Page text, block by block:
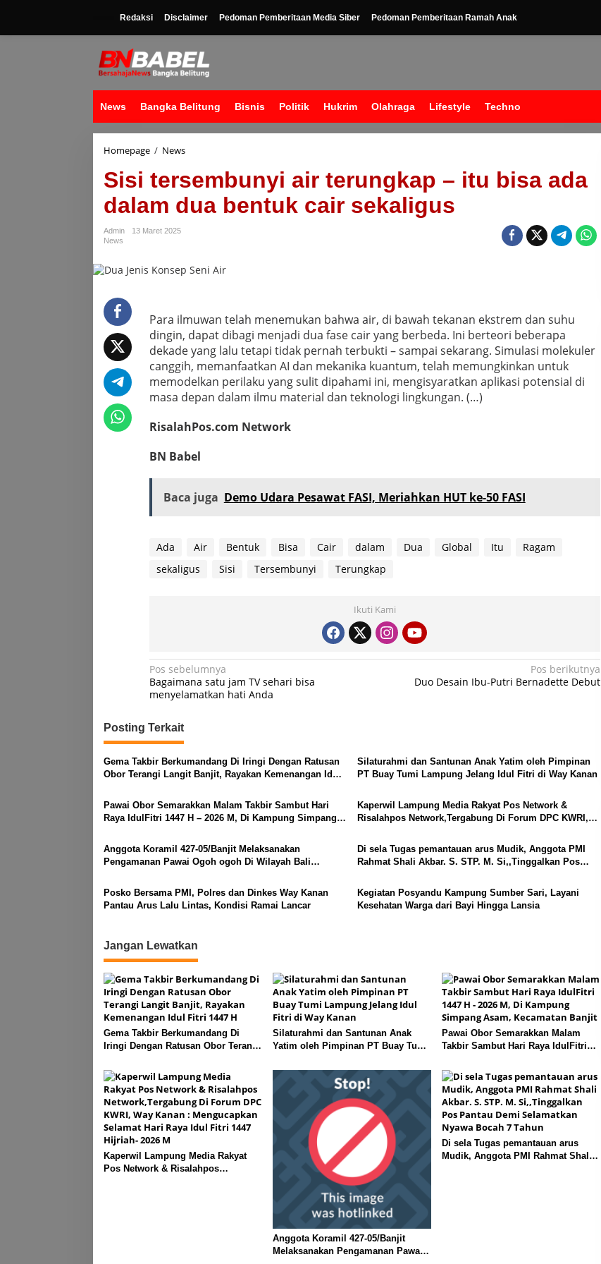
Redaksi Disclaimer Pedoman Pemberitaan Media Siber Pedoman Pemberitaan Ramah Anak
News Bangka Belitung Bisnis Politik Hukrim Olahraga Lifestyle Techno
Homepage / NewsSisi
air
terungkap
-
itu
dua
bentuk
Sisi tersembunyi air terungkap – itu bisa ada
dalam dua bentuk cair sekaligus
Admin
13 Maret 2025
News
Para ilmuwan telah menemukan bahwa air, di bawah tekanan ekstrem dan suhu
dingin, dapat dibagi menjadi dua fase cair yang berbeda. Ini berteori beberapa
dekade yang lalu tetapi tidak pernah terbukti – sampai sekarang. Simulasi molekuler
canggih, memanfaatkan AI dan mekanika kuantum, telah memungkinkan untuk
memodelkan perilaku yang sulit dipahami ini, mengisyaratkan aplikasi potensial di
masa depan dalam ilmu material dan teknologi lingkungan. (…)
RisalahPos.com Network
BN Babel
Baca juga Demo Udara Pesawat FASI, Meriahkan HUT ke-50 FASI
Ada Air Bentuk Bisa Cair dalam Dua Global Itu
Ragam
sekaligus
Sisi Tersembunyi Terungkap
Ikuti Kami
Navigasi
pos
Pos sebelumnya
Bagaimana satu jam TV sehari bisa
menyelamatkan hati Anda
Pos berikutnya
Duo Desain Ibu-Putri Bernadette Debut
Posting Terkait
Gema Takbir Berkumandang Di Iringi Dengan Ratusan
Obor Terangi Langit Banjit, Rayakan Kemenangan Idul
Silaturahmi dan Santunan Anak Yatim oleh Pimpinan
PT Buay Tumi Lampung Jelang Idul Fitri di Way Kanan
Pawai Obor Semarakkan Malam Takbir Sambut Hari
Raya IdulFitri 1447 H – 2026 M, Di Kampung Simpang
Kaperwil Lampung Media Rakyat Pos Network &
Risalahpos Network,Tergabung Di Forum DPC KWRI,
1447 Hijriah- 2026 M
Anggota Koramil 427-05/Banjit Melaksanakan
Pengamanan Pawai Ogoh ogoh Di Wilayah Bali
Di sela Tugas pemantauan arus Mudik, Anggota PMI
Rahmat Shali Akbar. S. STP. M. Si,,Tinggalkan Pos
Posko Bersama PMI, Polres dan Dinkes Way Kanan
Pantau Arus Lalu Lintas, Kondisi Ramai Lancar
Kegiatan Posyandu Kampung Sumber Sari, Layani
Kesehatan Warga dari Bayi Hingga Lansia
Jangan Lewatkan
Gema Takbir Berkumandang Di
Iringi Dengan Ratusan Obor Terangi
Idul Fitri 1447 H
Silaturahmi dan Santunan Anak
Yatim oleh Pimpinan PT Buay Tumi
Kanan
Pawai Obor Semarakkan Malam
Takbir Sambut Hari Raya IdulFitri
Simpang Asam, Kecamatan Banjit
Kaperwil Lampung Media Rakyat
Pos Network & Risalahpos
Anggota Koramil 427-05/Banjit
Melaksanakan Pengamanan Pawai
Di sela Tugas pemantauan arus
Mudik, Anggota PMI Rahmat Shali